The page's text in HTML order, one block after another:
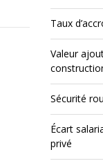
Taux
Valeur
Sécurité
Écart
privé